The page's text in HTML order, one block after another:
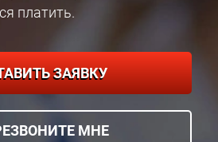
платить.
ЗАЯВКУ
МНЕ